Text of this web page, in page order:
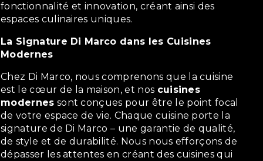
fonctionnalité et innovation, créant ainsi des
espaces culinaires uniques.
La Signature Di Marco dans les Cuisines
Modernes
Chez Di Marco, nous comprenons que la cuisine
est le cœur de la maison, et nos cuisines
modernes sont conçues pour être le point focal
de votre espace de vie. Chaque cuisine porte la
signature de Di Marco – une garantie de qualité,
de style et de durabilité. Nous nous efforçons de
dépasser les attentes en créant des cuisines qui